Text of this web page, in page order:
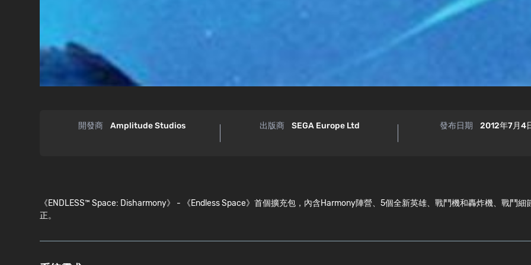
開發商 Amplitude Studios 出版商 SEGA Europe Ltd 發布日期 2012年7月4
《ENDLESS™ Space: Disharmony》 - 《Endless Space》首個擴充包，內含Harmony陣營、5個全新英雄、戰鬥機和轟炸機、戰鬥
正。